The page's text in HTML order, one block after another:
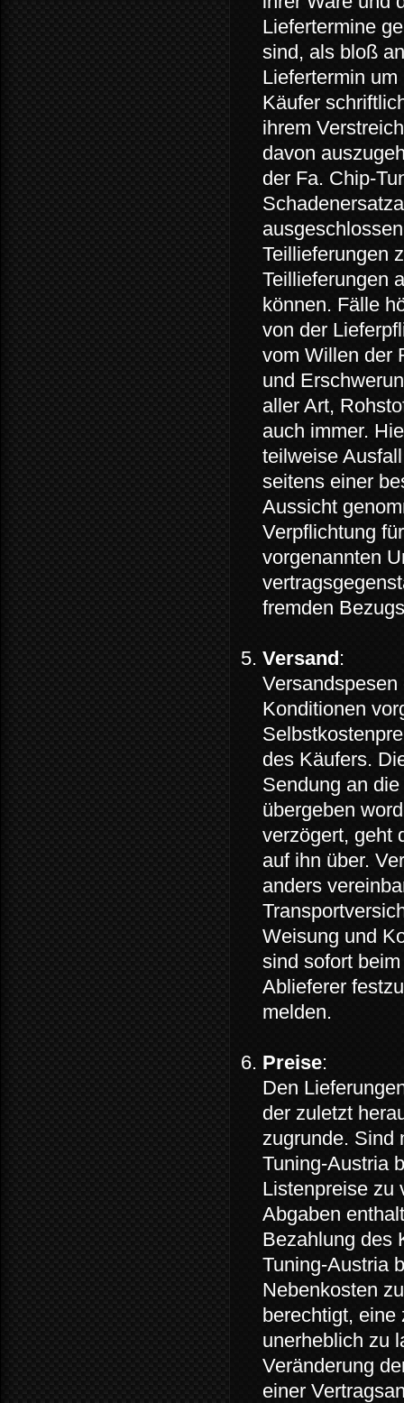
Liefertermine
sind, als bloß
Liefertermin
Käufer
ihrem
davon
der Fa. Chip-
Teillieferungen
Teillieferungen
können. Fälle
von der
vom Willen der
und
aller Art,
auch immer.
teilweise
seitens einer
Aussicht
Verpflichtung
vorgenannten
fremden
Versand:
Konditionen
des Käufers.
Sendung an
übergeben
verzögert, geht
auf ihn über.
anders
Weisung und
sind sofort
Ablieferer
melden.
Preise:
Den
der zuletzt
zugrunde. Sind
Tuning-Austria
Listenpreise zu
Abgaben
Bezahlung des
Tuning-Austria
Nebenkosten
berechtigt, eine
unerheblich zu
Veränderung
einer